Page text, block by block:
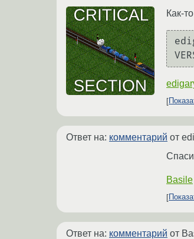
Как-
Ответ на: комментарий от
Basile
Ответ на: комментарий от